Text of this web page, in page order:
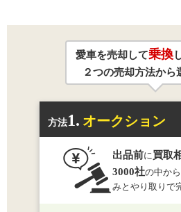
愛車を売却して乗換
２つの売却方法から
方法1. オークション
出品前に買取
3000社の中から
みとやり取りで